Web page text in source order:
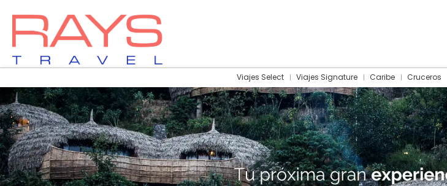
Viajes Select Viajes Signature Caribe Cruceros